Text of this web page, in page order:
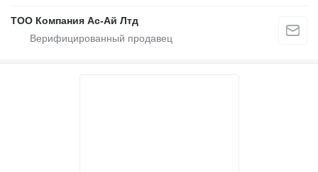
ТОО Компания Ас-Ай Лтд